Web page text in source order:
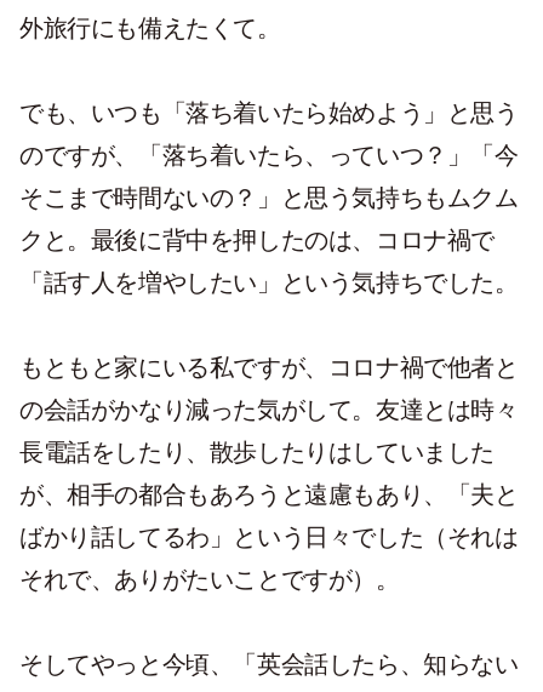
外旅行にも備えたくて。
でも、いつも「落ち着いたら始めよう」と思う
のですが、「落ち着いたら、っていつ？」「今
そこまで時間ないの？」と思う気持ちもムクム
クと。最後に背中を押したのは、コロナ禍で
「話す人を増やしたい」という気持ちでした。
もともと家にいる私ですが、コロナ禍で他者と
の会話がかなり減った気がして。友達とは時々
長電話をしたり、散歩したりはしていました
が、相手の都合もあろうと遠慮もあり、「夫と
ばかり話してるわ」という日々でした（それは
それで、ありがたいことですが）。
そしてやっと今頃、「英会話したら、知らない